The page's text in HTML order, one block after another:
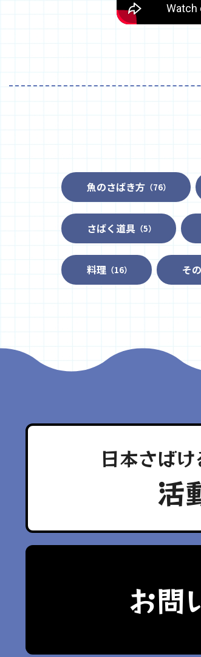
魚のさばき方 （76）
さばく道具 （5）
料理 （16） そ
日本さば
活
お問